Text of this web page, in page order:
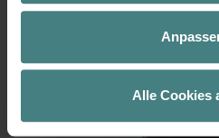
Alle Cookies